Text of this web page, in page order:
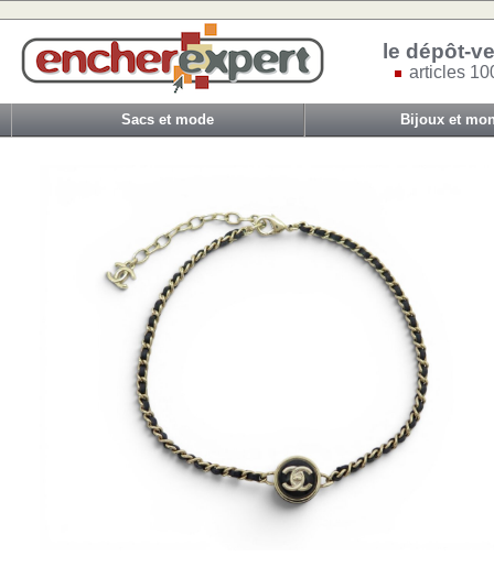
le dépôt-
articles
Sacs et mode Bijoux et